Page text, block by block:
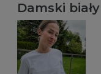
Damski